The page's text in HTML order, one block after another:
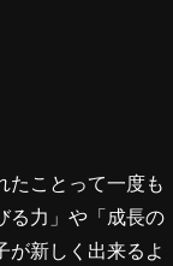
たことって一度も
る力」や「成長の
新しく出来るよ